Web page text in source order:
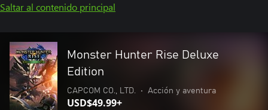
Saltar al contenido principal
Monster Hunter Rise Deluxe
Edition
CAPCOM CO., LTD. • Acción y aventura
USD$49.99+